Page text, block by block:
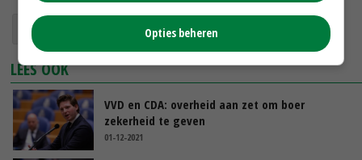
landbouwbegroting LTO Nederland
LEES OOK
VVD en CDA: overheid aan zet om boer
zekerheid te geven
01-12-2021
Opties beheren